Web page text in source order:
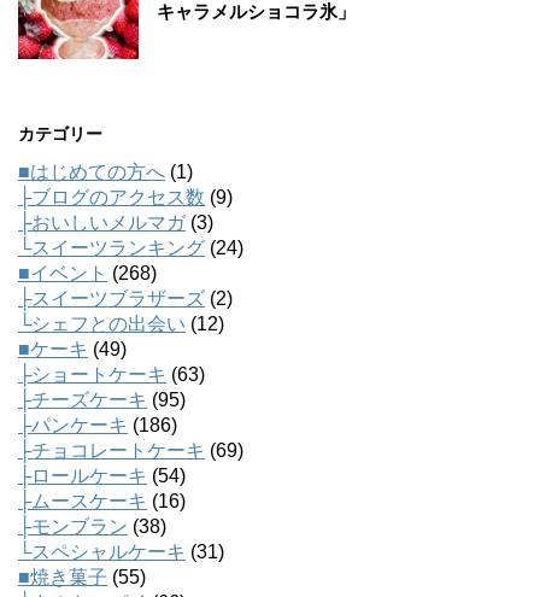
キャラメルショコラ氷」
カテゴリー
■はじめての方へ (1)
├ブログのアクセス数 (9)
├おいしいメルマガ(3)
└スイーツランキング (24)
■イベント (268)
├スイーツブラザーズ (2)
└シェフとの出会い (12)
■ケーキ (49)
├ショートケーキ (63)
├チーズケーキ (95)
├パンケーキ (186)
├チョコレートケーキ (69)
├ロールケーキ (54)
├ムースケーキ (16)
├モンブラン (38)
└スペシャルケーキ (31)
■焼き菓子 (55)